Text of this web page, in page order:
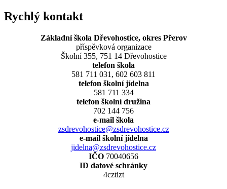
Rychlý kontakt
Základní škola Dřevohostice, okres Přerov
příspěvková organizace
Školní 355, 751 14 Dřevohostice
telefon škola
581 711 031, 602 603 811
telefon školní jídelna
581 711 334
telefon školní družina
702 144 756
e-mail škola
zsdrevohostice@zsdrevohostice.cz
e-mail školní jídelna
jidelna@zsdrevohostice.cz
IČO 70040656
ID datové schránky
4cztizt